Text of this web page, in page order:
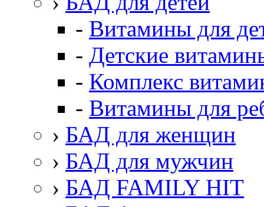
- Витамины для
- Детские
- Комплекс
- Витамины для
› БАД для женщин
› БАД для мужчин
› БАД FAMILY HIT